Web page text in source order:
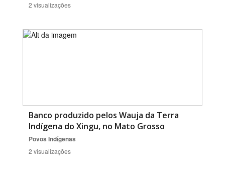
2 visualizações
Banco produzido pelos Wauja da Terra
Indígena do Xingu, no Mato Grosso
Povos Indígenas
2 visualizações